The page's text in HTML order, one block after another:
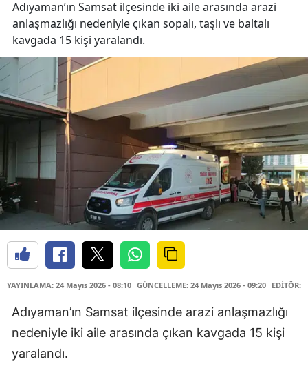
Adıyaman’ın Samsat ilçesinde iki aile arasında arazi
anlaşmazlığı nedeniyle çıkan sopalı, taşlı ve baltalı
kavgada 15 kişi yaralandı.
YAYINLAMA: 24 Mayıs 2026 - 08:10 GÜNCELLEME: 24 Mayıs 2026 - 09:20 EDİTÖR:
Adıyaman’ın Samsat ilçesinde arazi anlaşmazlığı
nedeniyle iki aile arasında çıkan kavgada 15 kişi
yaralandı.